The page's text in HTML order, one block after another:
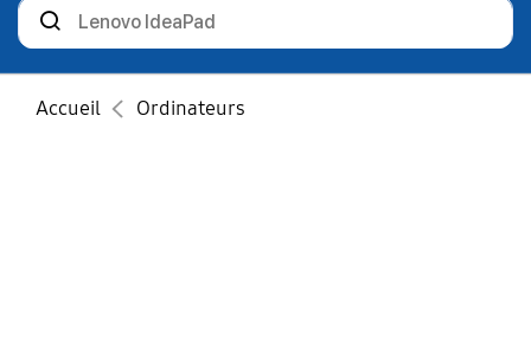
Rechercher
des
produits
Accueil Ordinateurs